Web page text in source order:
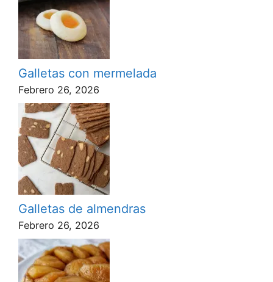
Galletas con mermelada
Febrero 26, 2026
Galletas de almendras
Febrero 26, 2026